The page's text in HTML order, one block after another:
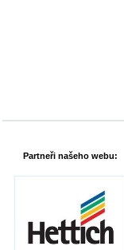
Partneři našeho webu: